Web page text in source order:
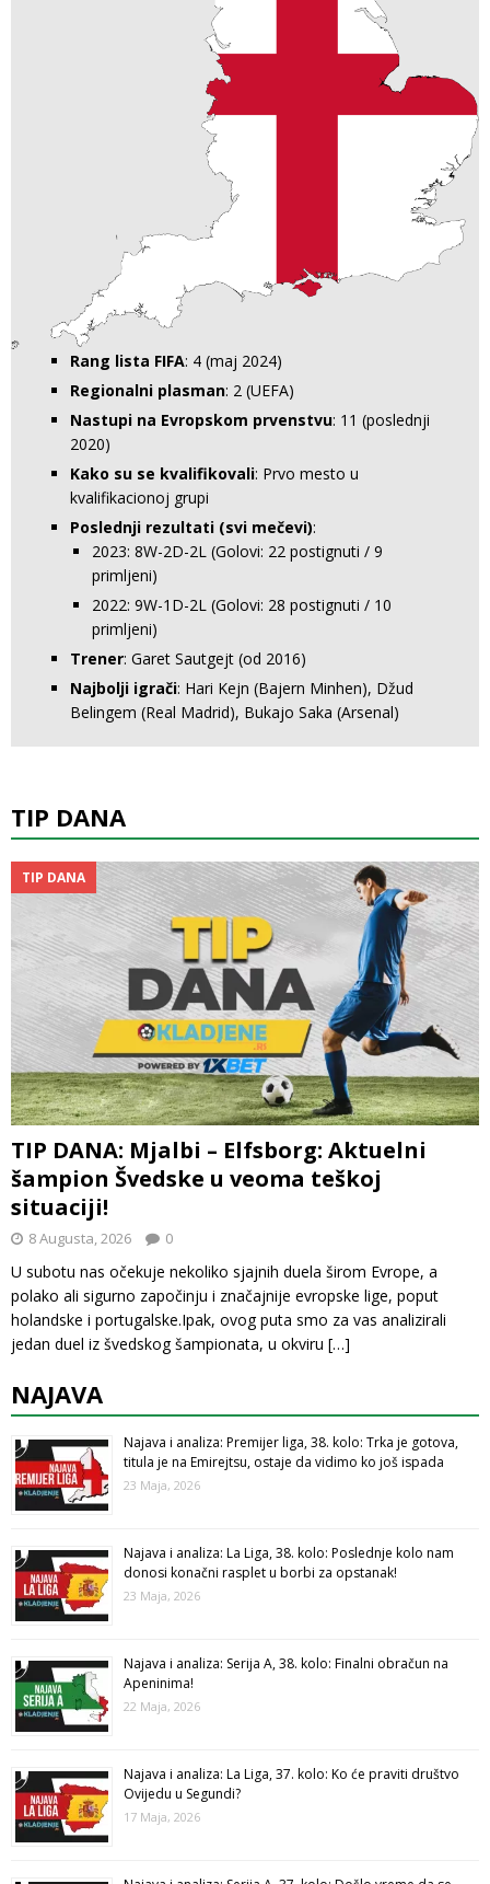
Rang lista FIFA: 4 (maj 2024)
Regionalni plasman: 2 (UEFA)
Nastupi na Evropskom prvenstvu: 11 (poslednji
2020)
Kako su se kvalifikovali: Prvo mesto u
kvalifikacionoj grupi
Poslednji rezultati (svi mečevi):
2023: 8W-2D-2L (Golovi: 22 postignuti / 9
primljeni)
2022: 9W-1D-2L (Golovi: 28 postignuti / 10
primljeni)
Trener: Garet Sautgejt (od 2016)
Najbolji igrači: Hari Kejn (Bajern Minhen), Džud
Belingem (Real Madrid), Bukajo Saka (Arsenal)
TIP DANA
TIP DANA
TIP DANA: Mjalbi – Elfsborg: Aktuelni
šampion Švedske u veoma teškoj
situaciji!
8 Augusta, 2026 0
U subotu nas očekuje nekoliko sjajnih duela širom Evrope, a
polako ali sigurno započinju i značajnije evropske lige, poput
holandske i portugalske.Ipak, ovog puta smo za vas analizirali
jedan duel iz švedskog šampionata, u okviru […]
NAJAVA
Najava i analiza: Premijer liga, 38. kolo: Trka je gotova,
titula je na Emirejtsu, ostaje da vidimo ko još ispada
23 Maja, 2026
Najava i analiza: La Liga, 38. kolo: Poslednje kolo nam
donosi konačni rasplet u borbi za opstanak!
23 Maja, 2026
Najava i analiza: Serija A, 38. kolo: Finalni obračun na
Apeninima!
22 Maja, 2026
Najava i analiza: La Liga, 37. kolo: Ko će praviti društvo
Ovijedu u Segundi?
17 Maja, 2026